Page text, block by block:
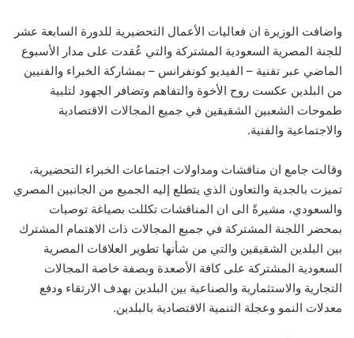
واضافت الوزيرة ان فعاليات الأعمال التحضيرية للدورة السابعة عشر
للجنة المصرية السعودية المشتركة والتي عُقدت على مدار الأسبوع
الماضي عبر تقنية – الفيديو كونفرانس – بمشاركة الخبراء والفنيين
من البلدين عكست روح الأخوة والتفاهم وتضافر الجهود لتلبية
طموحات الشعبين الشقيقين في جميع المجالات الاقتصادية
والاجتماعية والفنية.
وقالت جامع ان مناقشات ومداولات اجتماعات الخبراء التحضيرية،
تميزت بالجدية والتعاون الذي يتطلع إليه الجميع من الجانبين المصري
والسعودي، مشيرةً الى ان المناقشات تكللت بصياغة توصيات
بمحضر اللجنة المشتركة في جميع المجالات ذات الاهتمام المشترك
بين البلدين الشقيقين والتي من شأنها تطوير العلاقات المصرية
السعودية المشتركة على كافة الأصعدة وبصفة خاصة المجالات
التجارية والاستثمارية والصناعية بين البلدين بهدف الارتقاء ودفع
معدلات النمو وعجلة التنمية الاقتصادية بالبلدين.